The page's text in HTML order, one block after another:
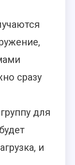
сразу
для
и